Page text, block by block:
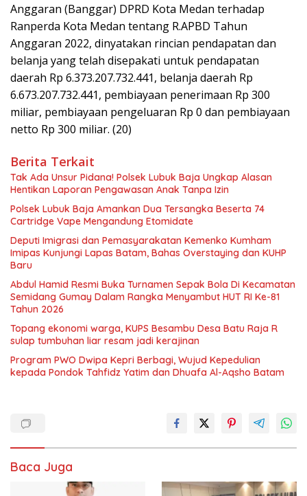
Anggaran (Banggar) DPRD Kota Medan terhadap
Ranperda Kota Medan tentang R.APBD Tahun
Anggaran 2022, dinyatakan rincian pendapatan dan
belanja yang telah disepakati untuk pendapatan
daerah Rp 6.373.207.732.441, belanja daerah Rp
6.673.207.732.441, pembiayaan penerimaan Rp 300
miliar, pembiayaan pengeluaran Rp 0 dan pembiayaan
netto Rp 300 miliar. (20)
Berita Terkait
Tak Ada Unsur Pidana! Polsek Lubuk Baja Ungkap Alasan
Hentikan Laporan Pengawasan Anak Tanpa Izin
Polsek Lubuk Baja Amankan Dua Tersangka Beserta 74
Cartridge Vape Mengandung Etomidate
Deputi Imigrasi dan Pemasyarakatan Kemenko Kumham
Imipas Kunjungi Lapas Batam, Bahas Overstaying dan KUHP
Baru
Abdul Hamid Resmi Buka Turnamen Sepak Bola Di Kecamatan
Semidang Gumay Dalam Rangka Menyambut HUT RI Ke-81
Tahun 2026
Topang ekonomi warga, KUPS Besambu Desa Batu Raja R
sulap tumbuhan liar resam jadi kerajinan
Program PWO Dwipa Kepri Berbagi, Wujud Kepedulian
kepada Pondok Tahfidz Yatim dan Dhuafa Al-Aqsho Batam
Baca Juga